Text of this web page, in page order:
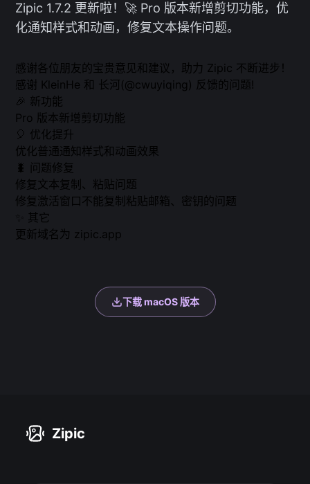
Zipic 1.7.2 更新啦！🚀 Pro 版本新增剪切功能，优
化通知样式和动画，修复文本操作问题。
感谢各位朋友的宝贵意见和建议，助力 Zipic 不断进步！
感谢 KleinHe 和 长河(@cwuyiqing) 反馈的问题!
🎉 新功能
Pro 版本新增剪切功能
🎈 优化提升
优化普通通知样式和动画效果
🐛 问题修复
修复文本复制、粘贴问题
修复激活窗口不能复制粘贴邮箱、密钥的问题
✨ 其它
更新域名为 zipic.app
下载 macOS 版本
Zipic